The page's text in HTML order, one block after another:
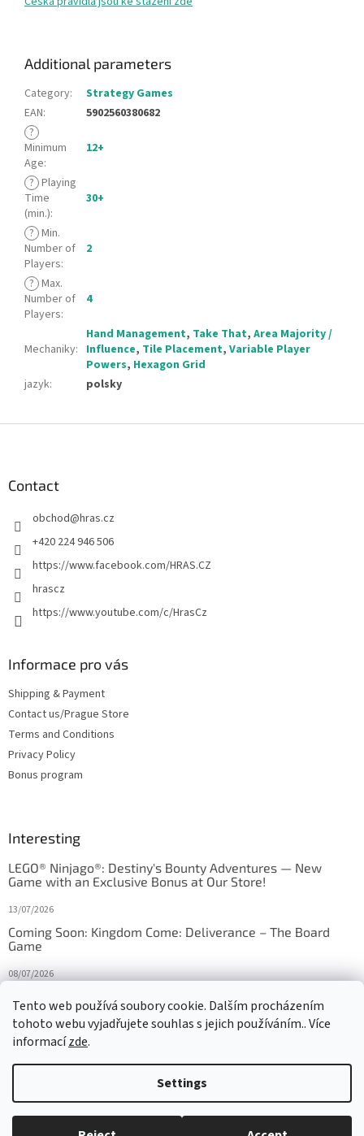
Tento web používá soubory cookie. Dalším procházením
tohoto webu vyjadřujete souhlas s jejich používáním.. Více
informacízde.
Settings
Additional parameters
Category:
Strategy Games
EAN:
5902560380682
?
Minimum
Age:
12+
? Playing
Time
(min.):
30+
? Min.
Number of
Players:
2
? Max.
Number of
Players:
4
Mechaniky:
Hand Management, Take That, Area Majority /
Influence, Tile Placement, Variable Player
Powers, Hexagon Grid
jazyk: polsky
Contact
obchod@hras.cz
+420 224 946 506
https://www.facebook.com/HRAS.CZ
hrascz
https://www.youtube.com/c/HrasCz
Informace pro vás
Shipping & Payment
Contact us/Prague Store
Terms and Conditions
Privacy Policy
Bonus program
Interesting
LEGO® Ninjago®: Destiny's Bounty Adventures — New
Game with an Exclusive Bonus at Our Store!
13/07/2026
Coming Soon: Kingdom Come: Deliverance – The Board
Game
08/07/2026
27/10/2025
Created by Shoptet